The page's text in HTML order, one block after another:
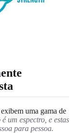
uma gama de
um espectro, e estas
para pessoa.